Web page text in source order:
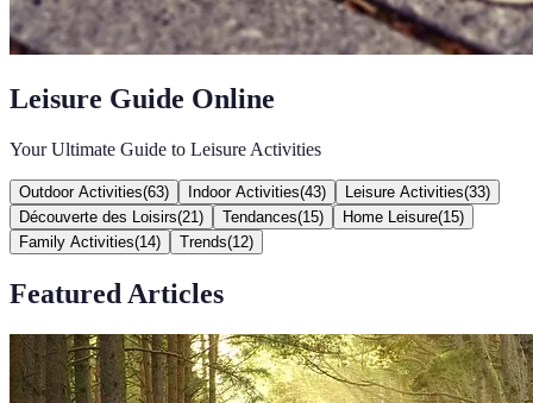
Leisure Guide Online
Your Ultimate Guide to Leisure Activities
Outdoor Activities(63) Indoor Activities(43) Leisure Activities(33)
Découverte des Loisirs(21 ) Tendances(15) Home Leisure(15)
Family Activities(14) Trends(12)
Featured Articles